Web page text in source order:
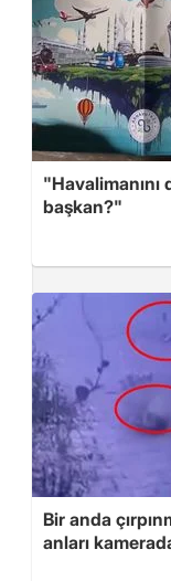
"Havalimanını
başkan?"
Bir anda
anları